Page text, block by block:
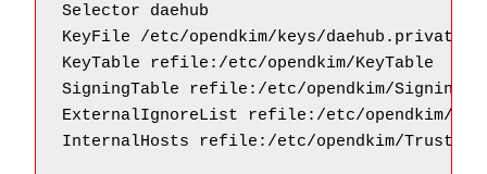
Selector daehub
KeyFile /etc/opendkim/keys/
KeyTable refile:/etc/opendkim/KeyTable
SigningTable refile:/etc/opendkim/
ExternalIgnoreList refile:/etc/opendkim/
InternalHosts refile:/etc/opendkim/